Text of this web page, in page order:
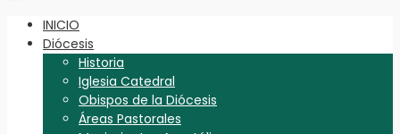
INICIO
Diócesis
Historia
Iglesia Catedral
Obispos de la Diócesis
Áreas Pastorales